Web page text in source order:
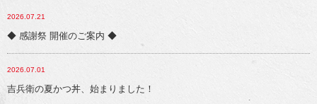
2026.07.21
◆ 感謝祭 開催のご案内 ◆
2026.07.01
吉兵衛の夏かつ丼、始まりました！